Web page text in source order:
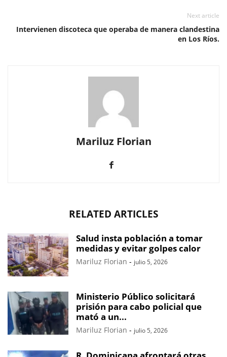
Next article
Intervienen discoteca que operaba de manera clandestina
en Los Ríos.
Mariluz Florian
RELATED ARTICLES
Salud insta población a tomar
medidas y evitar golpes calor
Mariluz Florian - julio 5, 2026
Ministerio Público solicitará
prisión para cabo policial que
mató a un...
Mariluz Florian - julio 5, 2026